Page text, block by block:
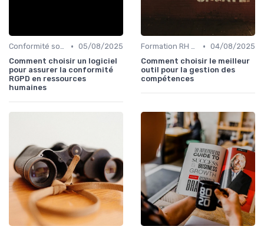
Conformité sociale & droit du travail • 05/08/2025
Comment choisir un logiciel
pour assurer la conformité
RGPD en ressources
humaines
Formation RH & upskilling • 04/08/2025
Comment choisir le meilleur
outil pour la gestion des
compétences